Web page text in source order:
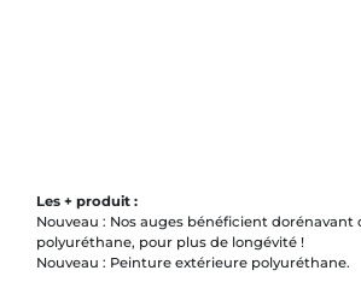
Les + produit :
Nouveau : Nos auges bénéficient
polyuréthane, pour plus de longévité !
Nouveau : Peinture extérieure polyuréthane.